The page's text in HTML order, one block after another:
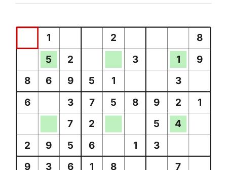
1 2 8
5 2 3 1
9
8
6 9 5 1
3
6
3 7 5 8 9 2
1
7
2 5
4
2
9 5 6 1
3
9
3 6 1 8 7